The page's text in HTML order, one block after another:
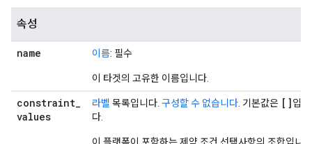
속성
name 이름: 필수
이 타겟의 고유한 이름입니다.
constraint_
values
라벨 목록입니다. 구성할 수 없습니다 . 기본값은 []입니
다.